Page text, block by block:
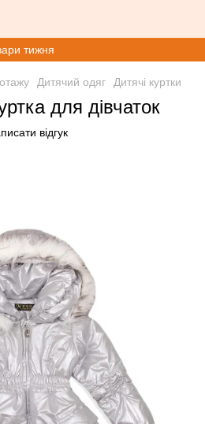
тижня
Дитячий одяг Дитячі куртки
для дівчаток
відгук